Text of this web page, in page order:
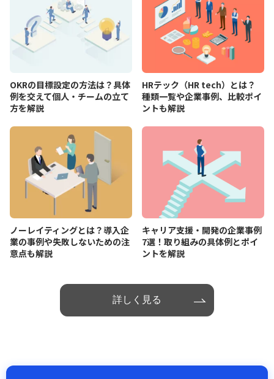
OKRの目標設定の方法は？具体
例を交えて個人・チームの立て
方を解説
HRテック（HR tech）とは？
種類一覧や企業事例、比較ポイ
ントも解説
ノーレイティングとは？導入企
業の事例や失敗しないための注
意点も解説
キャリア支援・開発の企業事例
7選！取り組みの具体例とポイ
ントを解説
詳しく見る